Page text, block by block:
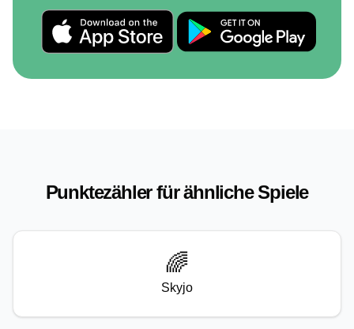
Punktezähler für ähnliche Spiele
🌈
Skyjo